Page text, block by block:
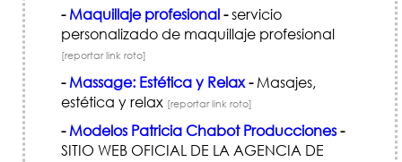
- Maquillaje profesional-servicio
personalizado de maquillaje profesional
[reportar link roto]
- Massage: Estética y Relax-Masajes,
estética y relax [reportar link roto]
- Modelos Patricia Chabot Producciones-
SITIO WEB OFICIAL DE LA AGENCIA DE